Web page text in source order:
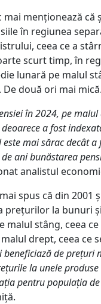
menționează că
în regiunea
ceea ce a
scurt timp, în
lunară pe malul
De două ori mai mică.
în 2024, pe
a fost
mai sărac decât
ani bunăstarea
analistul
spus că din 2001
prețurilor la bunuri
malul stâng, ceea
drept, ceea ce
beneficiază de prețuri
la unele
pentru populația